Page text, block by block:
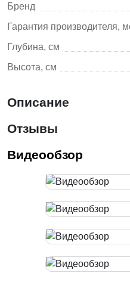
Бренд
Гарантия производителя,
Глубина, см
Высота, см
Описание
Отзывы
Видеообзор